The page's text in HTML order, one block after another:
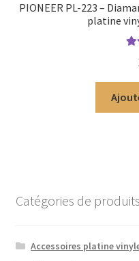
PIONEER PL-223 –
platine
Catégories de produits
Accessoires platine